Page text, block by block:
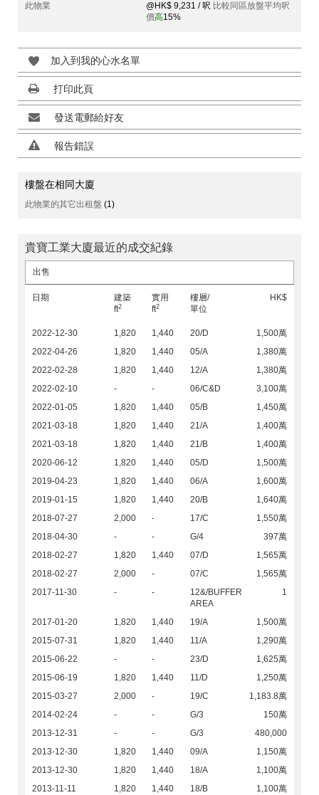
此物業
@HK$ 9,231 / 呎 比較同區放盤平均呎
價高15%
加入到我的心水名單
打印此頁
發送電郵給好友
報告錯誤
樓盤在相同大廈
此物業的其它出租盤 (1)
貴寶工業大廈最近的成交紀錄
出售
日期
建築
ft2
實用
ft2
樓層/
單位
HK$
2022-12-30 1,820 1,440 20/D
1,500萬
2022-04-26
1,820 1,440 05/A
1,380萬
2022-02-28
1,820 1,440 12/A
1,380萬
2022-02-10
- - 06/C&D
3,100萬
2022-01-05
1,820 1,440 05/B
1,450萬
2021-03-18
1,820 1,440 21/A
1,400萬
2021-03-18
1,820 1,440 21/B
1,400萬
2020-06-12
1,820 1,440 05/D
1,500萬
2019-04-23
1,820 1,440 06/A
1,600萬
2019-01-15
1,820 1,440 20/B
1,640萬
2018-07-27
2,000 - 17/C
1,550萬
2018-04-30
- - G/4
397萬
2018-02-27
1,820 1,440 07/D
1,565萬
2018-02-27
2,000 - 07/C
1,565萬
2017-11-30
- -
12&/BUFFER
AREA
1
2017-01-20 1,820 1,440 19/A
1,500萬
2015-07-31
1,820 1,440 11/A
1,290萬
2015-06-22
- - 23/D
1,625萬
2015-06-19
1,820 1,440 11/D
1,250萬
2015-03-27
2,000 - 19/C
1,183.8萬
2014-02-24
- - G/3
150萬
2013-12-31
- - G/3
480,000
2013-12-30
1,820 1,440 09/A
1,150萬
2013-12-30
1,820 1,440 18/A
1,100萬
2013-11-11
1,820 1,440 18/B
1,100萬